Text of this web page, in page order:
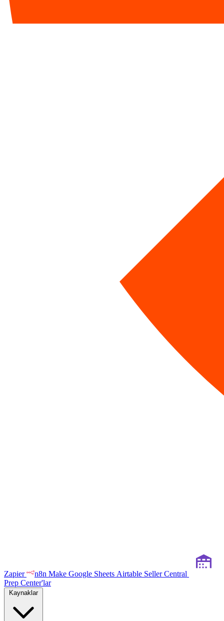
Zapier n8n Make Google Sheets Airtable Seller Central
Prep Center'lar
Kaynaklar